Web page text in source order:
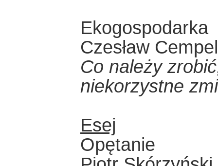
Ekogospodarka
Czesław Cempel
Co należy
niekorzystne
Esej
Opętanie